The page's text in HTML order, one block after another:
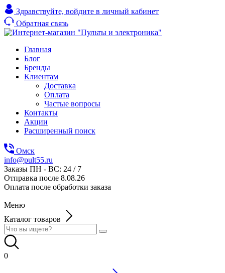
Здравствуйте, войдите в личный кабинет
Обратная связь
Главная
Блог
Бренды
Клиентам
Доставка
Оплата
Частые вопросы
Контакты
Акции
Расширенный поиск
Омск
info@pult55.ru
Заказы ПН - ВС: 24 / 7
Отправка после 8.08.26
Оплата после обработки заказа
Меню
Каталог товаров
0